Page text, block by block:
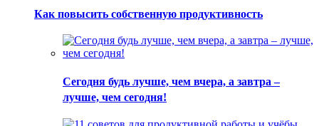
Как повысить собственную продуктивность
Сегодня будь лучше, чем вчера, а завтра –
лучше, чем сегодня!